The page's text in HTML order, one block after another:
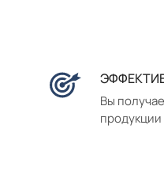
Вы